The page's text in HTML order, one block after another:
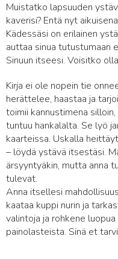
Muistatko lapsuuden
kaverisi? Entä nyt
Kädessäsi on erilainen
auttaa sinua tutustumaan
Sinuun itseesi. Voisitko
Kirja ei ole nopein tie
herättelee, haastaa ja
toimii kannustimena
tuntuu hankalalta. Se lyö
kaarteissa. Uskalla
– löydä ystävä itsestäsi.
ärsyyntyäkin, mutta anna
tulevat.
Anna itsellesi
kaataa kuppi nurin ja
valintoja ja rohkene
painolasteista. Sinä et